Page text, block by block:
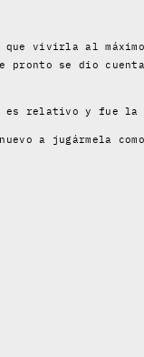
vivirla al
pronto se dio
relativo y fue la
a jugármela